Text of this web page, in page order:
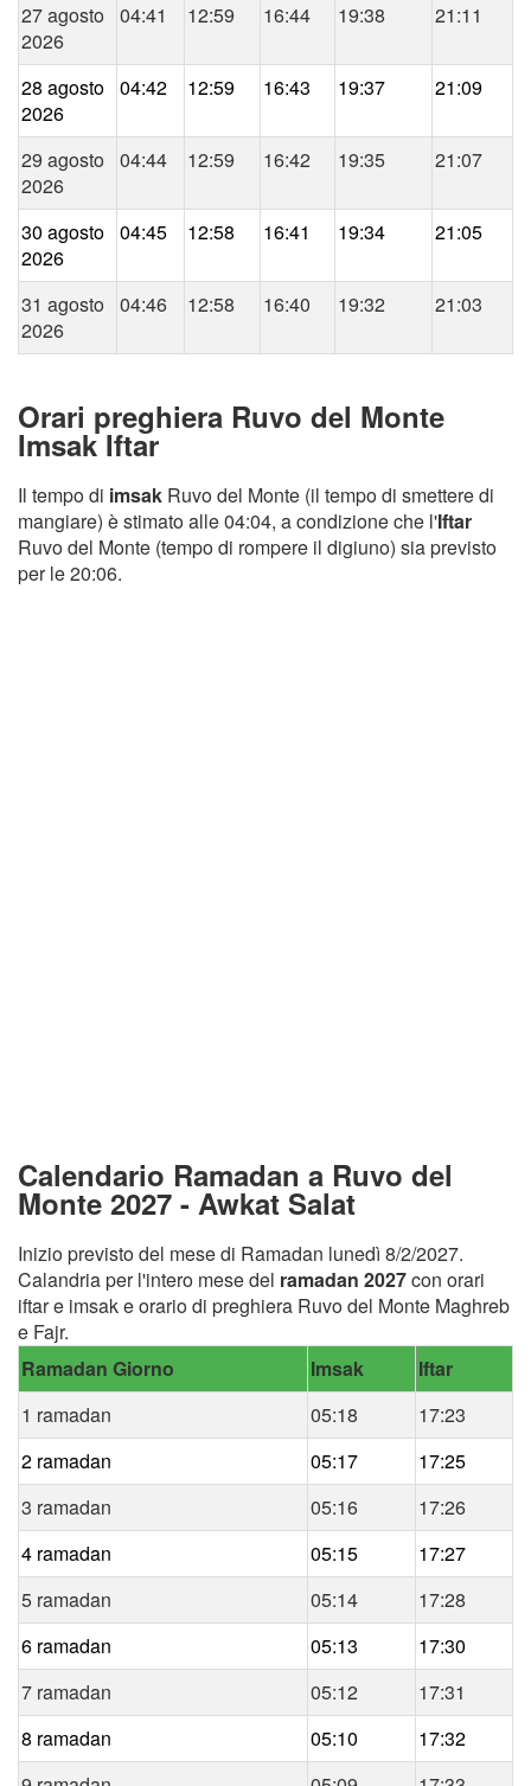
27 agosto
2026
04:41 12:59 16:44 19:38 21:11
28 agosto
2026
04:42 12:59 16:43 19:37 21:09
29 agosto
2026
04:44 12:59 16:42 19:35 21:07
30 agosto
2026
04:45 12:58 16:41 19:34 21:05
31 agosto
2026
04:46 12:58 16:40 19:32 21:03
Orari preghiera Ruvo del Monte
Imsak Iftar
Il tempo di imsak Ruvo del Monte (il tempo di smettere di
mangiare) è stimato alle 04:04, a condizione che l'Iftar
Ruvo del Monte (tempo di rompere il digiuno) sia previsto
per le 20:06.
Calendario Ramadan a Ruvo del
Monte 2027 - Awkat Salat
Inizio previsto del mese di Ramadan lunedì 8/2/2027.
Calandria per l'intero mese del ramadan 2027con orari
iftar e imsak e orario di preghiera Ruvo del Monte Maghreb
e Fajr.
Ramadan Giorno
Imsak
Iftar
1 ramadan
05:18
17:23
2 ramadan
05:17
17:25
3 ramadan
05:16
17:26
4 ramadan
05:15
17:27
5 ramadan
05:14
17:28
6 ramadan
05:13
17:30
7 ramadan
05:12
17:31
8 ramadan
05:10
17:32